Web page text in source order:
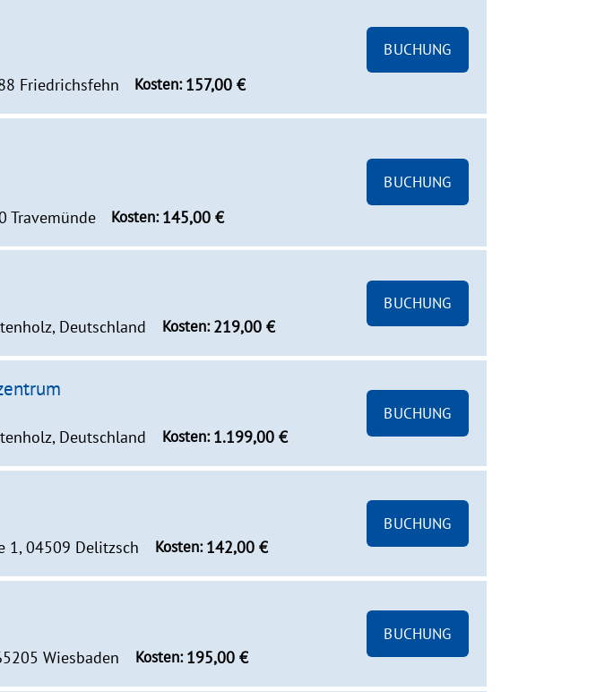
Friedrichsfehn Kosten: 157,00 €
BUCHUNG
Travemünde Kosten: 145,00 €
BUCHUNG
Deutschland Kosten: 219,00 €
BUCHUNG
Deutschland Kosten: 1.199,00 €
BUCHUNG
1, 04509 Delitzsch Kosten: 142,00 €
BUCHUNG
Wiesbaden Kosten: 195,00 €
BUCHUNG